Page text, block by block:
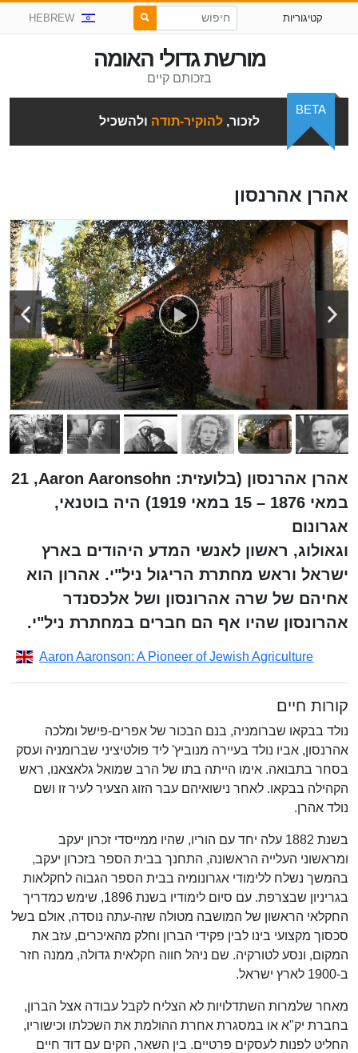
קטיגוריות HEBREW
מורשת גדולי האומה
בזכותם קיים
לזכור,להוקיר-תודה ולהשכיל
BETA
אהרן אהרנסון
אהרן אהרנסון (בלועזית: Aaron Aaronsohn, ‏21
במאי 1876 – 15 במאי 1919) היה בוטנאי,
אגרונום
וגאולוג, ראשון לאנשי המדע היהודים בארץ
ישראל וראש מחתרת הריגול ניל"י. אהרון הוא
אחיהם של שרה אהרונסון ושל אלכסנדר
אהרונסון שהיו אף הם חברים במחתרת ניל"י.
Aaron Aaronson: A Pioneer of Jewish Agriculture
קורות חיים
נולד בבקאו שברומניה, בנם הבכור של אפרים-פישל ומלכה
אהרנסון, אביו נולד בעיירה מנוביץ' ליד פולטיציני שברומניה ועסק
בסחר בתבואה. אימו הייתה בתו של הרב שמואל גלאצאנו, ראש
הקהילה בבקאו. לאחר נישואיהם עבר הזוג הצעיר לעיר זו ושם
נולד אהרן.
בשנת 1882 עלה יחד עם הוריו, שהיו ממייסדי זכרון יעקב
ומראשוני העלייה הראשונה, התחנך בבית הספר בזכרון יעקב,
בהמשך נשלח ללימודי אגרונומיה בבית הספר הגבוה לחקלאות
בגריניון שבצרפת. עם סיום לימודיו בשנת 1896, שימש כמדריך
החקלאי הראשון של המושבה מטולה שזה-עתה נוסדה, אולם בשל
סכסוך מקצועי בינו לבין פקידי הברון וחלק מהאיכרים, עזב את
המקום, ונסע לטורקיה. שם ניהל חווה חקלאית גדולה, ממנה חזר
ב-1900 לארץ ישראל.
מאחר שלמרות השתדלויות לא הצליח לקבל עבודה אצל הברון,
בחברת יק"א או במסגרת אחרת ההולמת את השכלתו וכישוריו,
החליט לפנות לעסקים פרטיים. בין השאר, הקים עם דוד חיים